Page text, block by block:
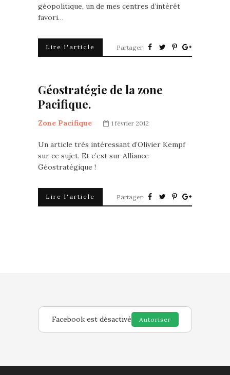
géopolitique, un de mes centres d’intérêt
favori…
Lire l'article Partager
Géostratégie de la zone
Pacifique.
Zone Pacifique 1 février 2012
Un article très intéressant d’Olivier Kempf
sur ce sujet. Et c’est sur Alliance
Géostratégique !
Lire l'article Partager
Facebook est désactivé Autoriser